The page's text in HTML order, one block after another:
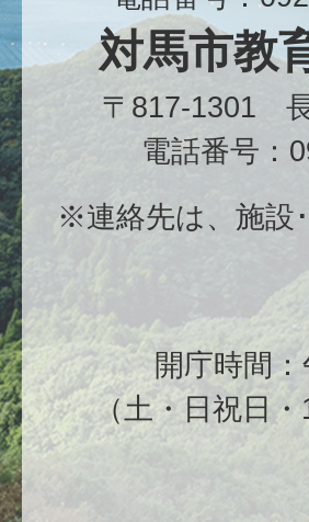
対馬市教
〒817-1301
電話番号：
※連絡先は、施設
開庁時間
（土・日祝日